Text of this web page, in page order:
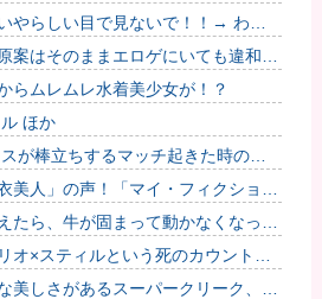
やらしい目で見ないで！！→ わか
案はそのままエロゲにいても違和感
らムレムレ水着美少女が！？
ほか
が棒立ちするマッチ起きた時の対
美人」の声！「マイ・フィクショ
感【画像】
たら、牛が固まって動かなくなった
】
オ×スティルという死のカウントダ
美しさがあるスーパークリーク、い